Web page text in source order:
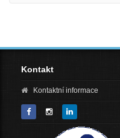
Kontakt
Kontaktní informace